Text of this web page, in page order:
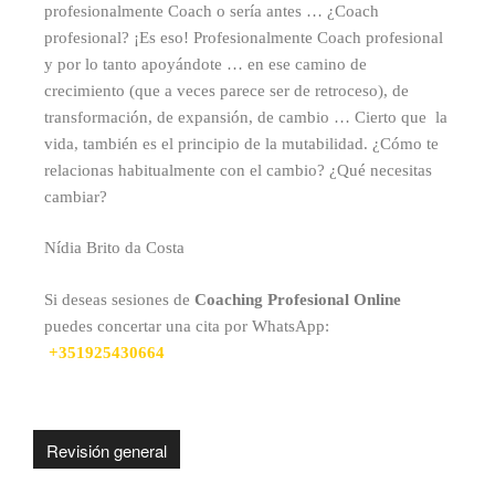
profesionalmente Coach o sería antes … ¿Coach
profesional? ¡Es eso! Profesionalmente Coach profesional
y por lo tanto apoyándote … en ese camino de
crecimiento (que a veces parece ser de retroceso), de
transformación, de expansión, de cambio … Cierto que la
vida, también es el principio de la mutabilidad. ¿Cómo te
relacionas habitualmente con el cambio? ¿Qué necesitas
cambiar?
Nídia Brito da Costa
Si deseas sesiones de Coaching Profesional Online
puedes concertar una cita por WhatsApp:
+351925430664
Revisión general